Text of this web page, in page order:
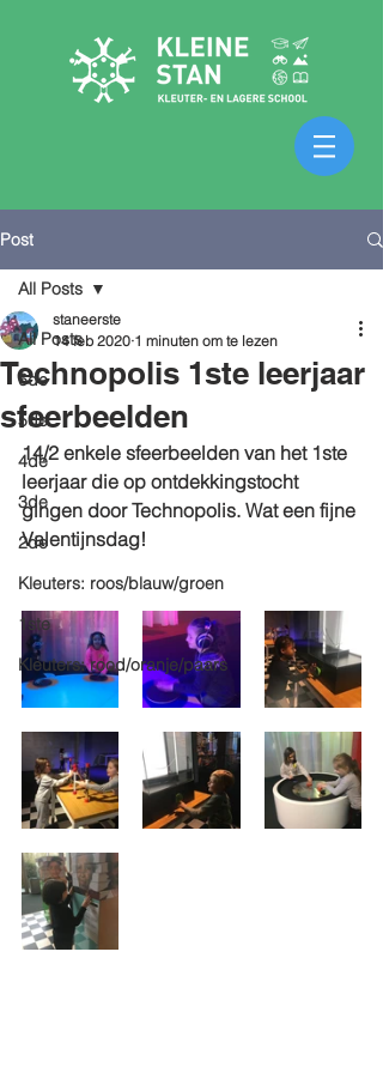
Post
All Posts
6de
5de
4de
3de
2de
Kleuters: roos/blauw/groen
1ste
Kleuters: rood/oranje/paars
All Posts
Technopolis 1ste leerjaar
sfeerbeelden
staneerste
14 feb 2020 1 minuten om te lezen
14/2 enkele sfeerbeelden van het 1ste
leerjaar die op ontdekkingstocht
gingen door Technopolis. Wat een fijne
Valentijnsdag!